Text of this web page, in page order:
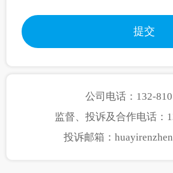
公司电话：132-
监督、投诉及合作电话：
投诉邮箱：